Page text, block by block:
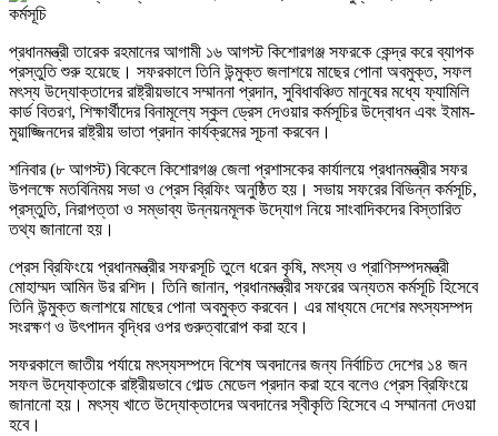
প্রধানমন্ত্রী তারেক রহমানের আগামী ১৬ আগস্ট কিশোরগঞ্জ সফরকে কেন্দ্র করে ব্যাপক
প্রস্তুতি শুরু হয়েছে। সফরকালে তিনি উন্মুক্ত জলাশয়ে মাছের পোনা অবমুক্ত, সফল
মৎস্য উদ্যোক্তাদের রাষ্ট্রীয়ভাবে সম্মাননা প্রদান, সুবিধাবঞ্চিত মানুষের মধ্যে ফ্যামিলি
কার্ড বিতরণ, শিক্ষার্থীদের বিনামূল্যে স্কুল ড্রেস দেওয়ার কর্মসূচির উদ্বোধন এবং ইমাম-
মুয়াজ্জিনদের রাষ্ট্রীয় ভাতা প্রদান কার্যক্রমের সূচনা করবেন।
শনিবার (৮ আগস্ট) বিকেলে কিশোরগঞ্জ জেলা প্রশাসকের কার্যালয়ে প্রধানমন্ত্রীর সফর
উপলক্ষে মতবিনিময় সভা ও প্রেস ব্রিফিং অনুষ্ঠিত হয়। সভায় সফরের বিভিন্ন কর্মসূচি,
প্রস্তুতি, নিরাপত্তা ও সম্ভাব্য উন্নয়নমূলক উদ্যোগ নিয়ে সাংবাদিকদের বিস্তারিত
তথ্য জানানো হয়।
প্রেস ব্রিফিংয়ে প্রধানমন্ত্রীর সফরসূচি তুলে ধরেন কৃষি, মৎস্য ও প্রাণিসম্পদমন্ত্রী
মোহাম্মদ আমিন উর রশিদ। তিনি জানান, প্রধানমন্ত্রীর সফরের অন্যতম কর্মসূচি হিসেবে
তিনি উন্মুক্ত জলাশয়ে মাছের পোনা অবমুক্ত করবেন। এর মাধ্যমে দেশের মৎস্যসম্পদ
সংরক্ষণ ও উৎপাদন বৃদ্ধির ওপর গুরুত্বারোপ করা হবে।
সফরকালে জাতীয় পর্যায়ে মৎস্যসম্পদে বিশেষ অবদানের জন্য নির্বাচিত দেশের ১৪ জন
সফল উদ্যোক্তাকে রাষ্ট্রীয়ভাবে গোল্ড মেডেল প্রদান করা হবে বলেও প্রেস ব্রিফিংয়ে
জানানো হয়। মৎস্য খাতে উদ্যোক্তাদের অবদানের স্বীকৃতি হিসেবে এ সম্মাননা দেওয়া
হবে।